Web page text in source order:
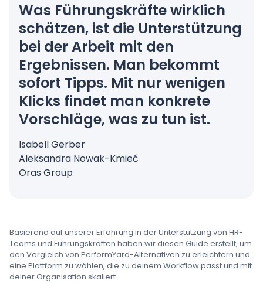
Was Führungskräfte wirklich
schätzen, ist die Unterstützung
bei der Arbeit mit den
Ergebnissen. Man bekommt
sofort Tipps. Mit nur wenigen
Klicks findet man konkrete
Vorschläge, was zu tun ist.
Isabell Gerber
Aleksandra Nowak-Kmieć
Oras Group
Basierend auf unserer Erfahrung in der Unterstützung von HR-
Teams und Führungskräften haben wir diesen Guide erstellt, um
den Vergleich von PerformYard-Alternativen zu erleichtern und
eine Plattform zu wählen, die zu deinem Workflow passt und mit
deiner Organisation skaliert.